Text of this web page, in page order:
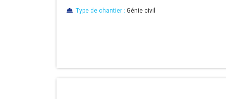
Type de chantier : Génie civil